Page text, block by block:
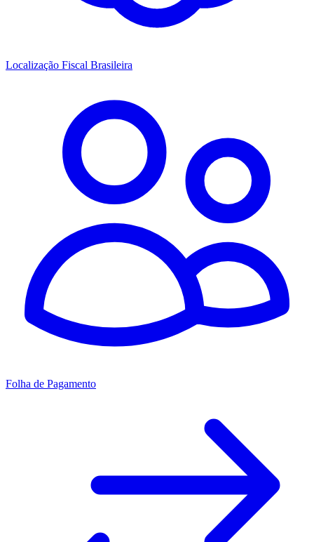
Localização Fiscal Brasileira
Folha de Pagamento